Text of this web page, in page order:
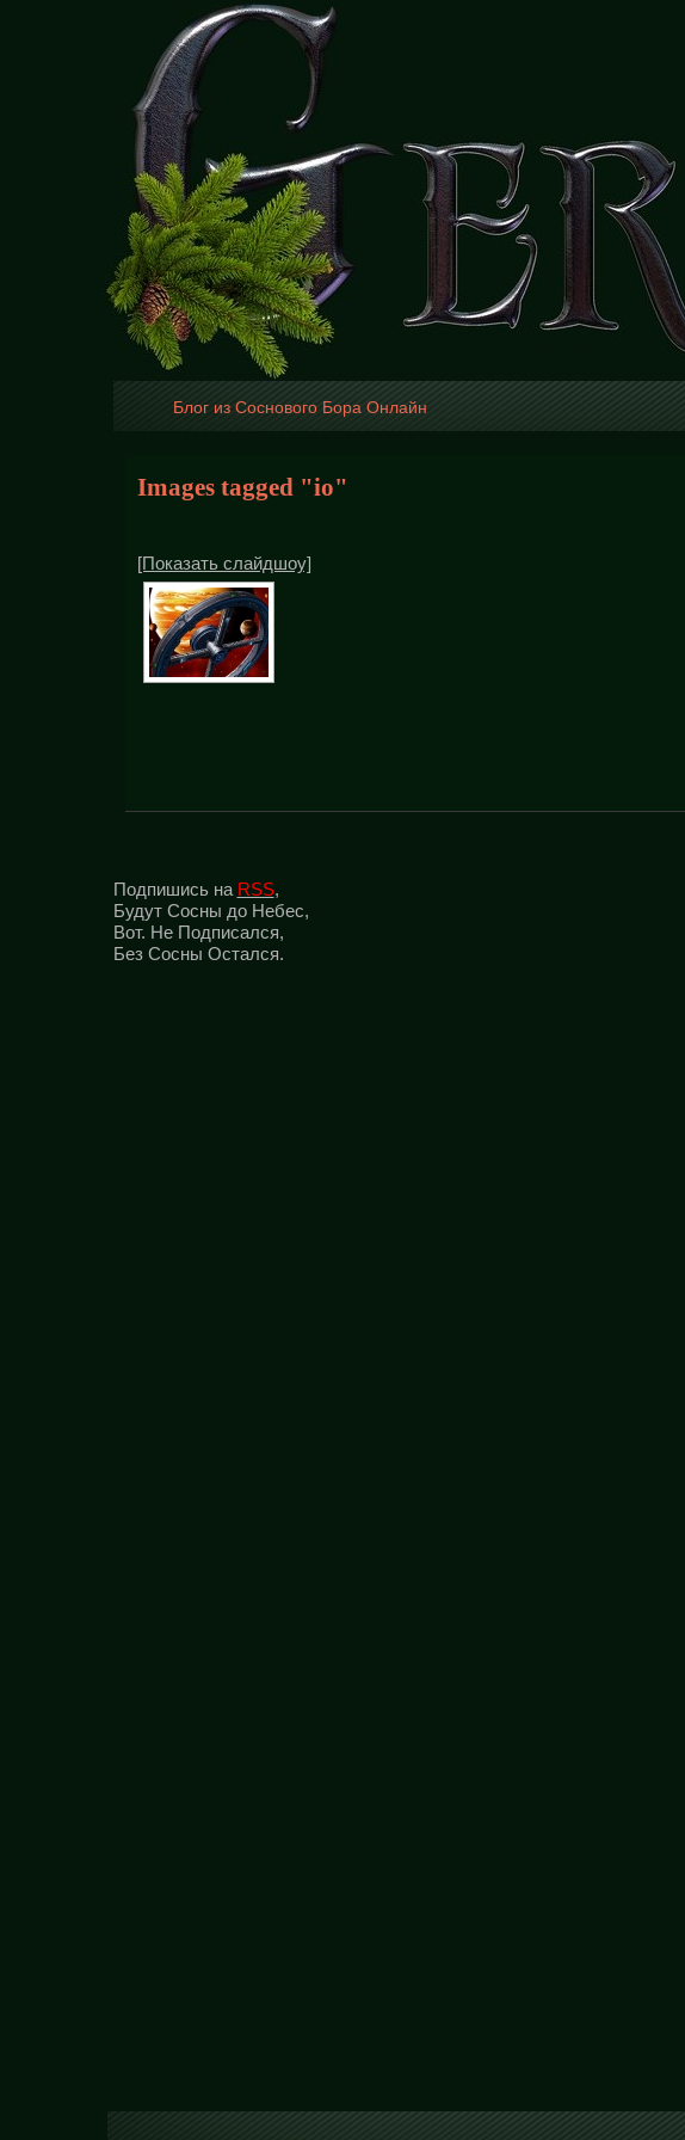
Блог из Соснового Бора Онлайн
Images tagged "io"
[Показать слайдшоу]
Подпишись на RSS,
Будут Сосны до Небес,
Вот. Не Подписался,
Без Сосны Остался.